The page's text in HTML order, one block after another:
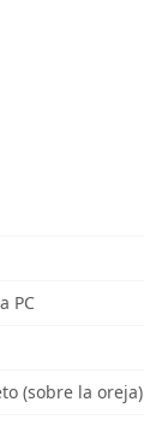
PC
(sobre la oreja)